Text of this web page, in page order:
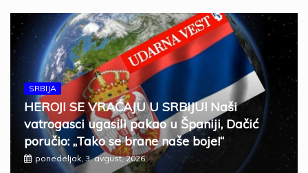
SRBIJA
HEROJI SE VRAĆAJU U SRBIJU! Naši
vatrogasci ugasili pakao u Španiji, Dačić
poručio: „Tako se brane naše boje!“
ponedeljak, 3. avgust, 2026